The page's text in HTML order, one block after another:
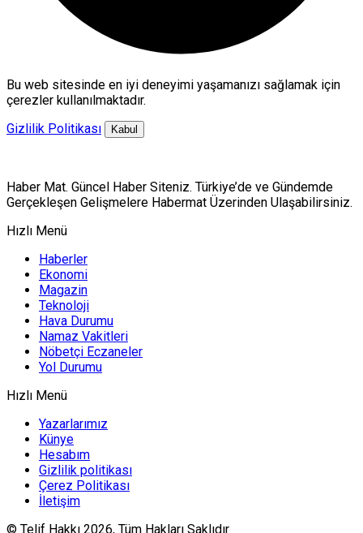
Bu web sitesinde en iyi deneyimi yaşamanızı sağlamak için
çerezler kullanılmaktadır.
Gizlilik Politikası
Kabul
Haber Mat. Güncel Haber Siteniz. Türkiye’de ve Gündemde
Gerçekleşen Gelişmelere Habermat Üzerinden Ulaşabilirsiniz.
Hızlı Menü
Haberler
Ekonomi
Magazin
Teknoloji
Hava Durumu
Namaz Vakitleri
Nöbetçi Eczaneler
Yol Durumu
Hızlı Menü
Yazarlarımız
Künye
Hesabım
Gizlilik politikası
Çerez Politikası
İletişim
© Telif Hakkı 2026, Tüm Hakları Saklıdır